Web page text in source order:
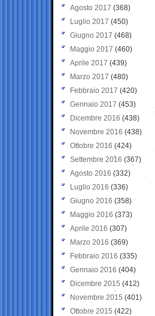
Agosto 2017 (368)
Luglio 2017 (450)
Giugno 2017 (468)
Maggio 2017 (460)
Aprile 2017 (439)
Marzo 2017 (480)
Febbraio 2017 (420)
Gennaio 2017 (453)
Dicembre 2016 (438)
Novembre 2016 (438)
Ottobre 2016 (424)
Settembre 2016 (367)
Agosto 2016 (332)
Luglio 2016 (336)
Giugno 2016 (358)
Maggio 2016 (373)
Aprile 2016 (307)
Marzo 2016 (369)
Febbraio 2016 (335)
Gennaio 2016 (404)
Dicembre 2015 (412)
Novembre 2015 (401)
Ottobre 2015 (422)